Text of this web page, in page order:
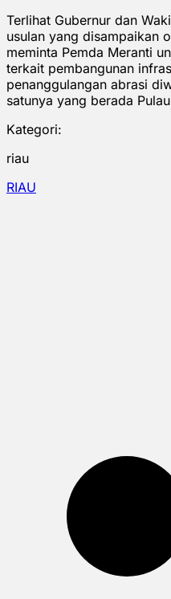
Terlihat Gubernur dan
usulan yang disampaikan
meminta Pemda Meranti
terkait pembangunan
penanggulangan abrasi
satunya yang berada
Kategori:
riau
RIAU